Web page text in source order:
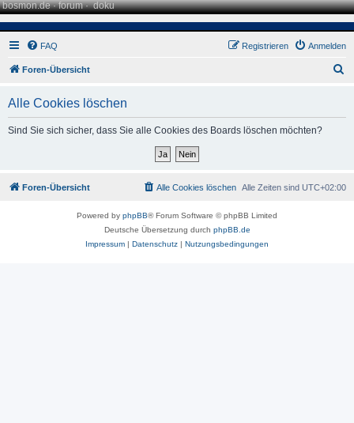
bosmon.de·forum·doku
FAQ Anmelden
Registrieren
Foren-Übersicht
Alle Cookies löschen
Sind Sie sich sicher, dass Sie alle Cookies des Boards löschen möchten?
Foren-Übersicht Alle Zeiten sind UTC+02:00
Alle Cookies löschen
Powered by phpBB® Forum Software © phpBB Limited
Deutsche Übersetzung durch phpBB.de
Impressum | Datenschutz | Nutzungsbedingungen